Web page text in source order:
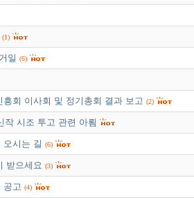
(1)
일 (6)
회 이사회 및 정기총회 결과 보고 (2)
작 시조 투고 관련 아룀
오시는 길 (6)
받으세요 (3)
공고 (4)